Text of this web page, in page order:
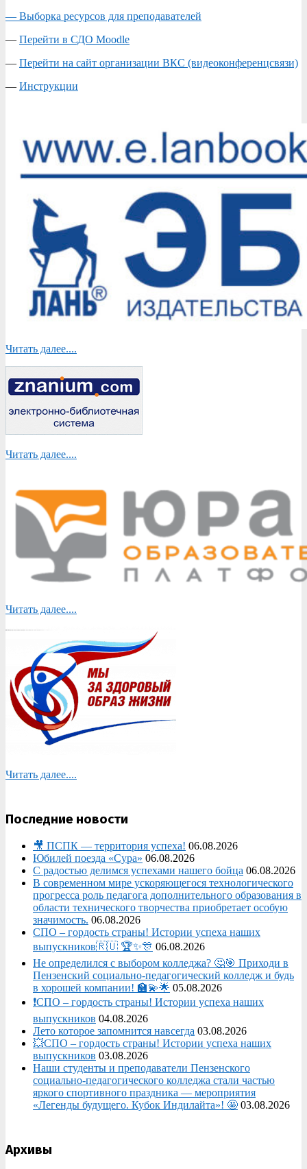
— Выборка ресурсов для преподавателей
— Перейти в СДО Moodle
— Перейти на сайт организации ВКС (видеоконференцсвязи)
— Инструкции
Читать далее....
Читать далее....
Читать далее....
Читать далее....
Последние новости
🎥 ПСПК — территория успеха! 06.08.2026
Юбилей поезда «Сура» 06.08.2026
С радостью делимся успехами нашего бойца 06.08.2026
В современном мире ускоряющегося технологического
прогресса роль педагога дополнительного образования в
области технического творчества приобретает особую
значимость. 06.08.2026
СПО – гордость страны! Истории успеха наших
выпускников🇷🇺 🏆✨🎊 06.08.2026
Не определился с выбором колледжа? 🤔🎯 Приходи в
Пензенский социально-педагогический колледж и будь
в хорошей компании! 🏫💫🌟 05.08.2026
❗СПО – гордость страны! Истории успеха наших
выпускников 04.08.2026
Лето которое запомнится навсегда 03.08.2026
💥СПО – гордость страны! Истории успеха наших
выпускников 03.08.2026
Наши студенты и преподаватели Пензенского
социально‑педагогического колледжа стали частью
яркого спортивного праздника — мероприятия
«Легенды будущего. Кубок Индилайта»! 🤩 03.08.2026
Архивы